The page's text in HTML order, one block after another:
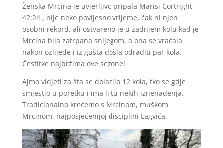
Ženska Mrcina je uvjerljivo pripala Marisi Cortright
42:24 , nije neko povijesno vrijeme, čak ni njen
osobni rekord, ali ostvareno je u zadnjem kolu kad je
Mrcina bila zatrpana snijegom, a ona se vraćala
nakon ozlijede i iz gušta došla odraditi par kola.
Čestitke najbržima ove sezone!
Ajmo vidjeti za šta se dolazilo 12 kola, tko se gdje
smjestio u poretku i ima li tu nekih iznenađenja.
Tradicionalno krećemo s Mrcinom, muškom
Mrcinom, najposjećenijoj disciplini Lagvića.